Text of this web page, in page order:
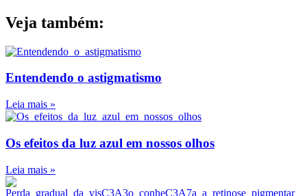
Veja também:
Entendendo o astigmatismo
Leia mais »
Os efeitos da luz azul em nossos olhos
Leia mais »